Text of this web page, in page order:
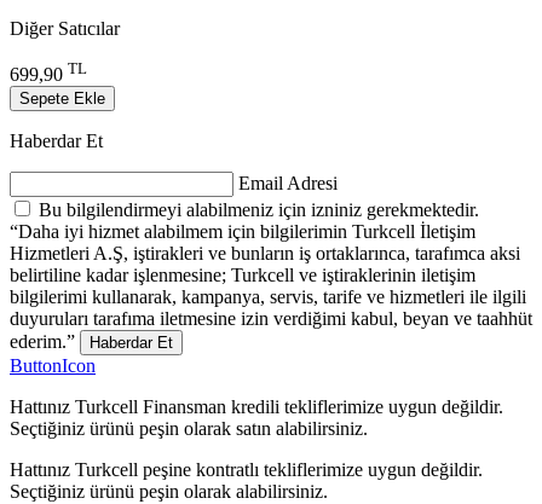
Diğer Satıcılar
699,90 TL
Sepete Ekle
Haberdar Et
Email Adresi
Bu bilgilendirmeyi alabilmeniz için izniniz gerekmektedir.
“Daha iyi hizmet alabilmem için bilgilerimin Turkcell İletişim
Hizmetleri A.Ş, iştirakleri ve bunların iş ortaklarınca, tarafımca aksi
belirtiline kadar işlenmesine; Turkcell ve iştiraklerinin iletişim
bilgilerimi kullanarak, kampanya, servis, tarife ve hizmetleri ile ilgili
duyuruları tarafıma iletmesine izin verdiğimi kabul, beyan ve taahhüt
ederim.”
Haberdar Et
ButtonIcon
Hattınız Turkcell Finansman kredili tekliflerimize uygun değildir.
Seçtiğiniz ürünü peşin olarak satın alabilirsiniz.
Hattınız Turkcell peşine kontratlı tekliflerimize uygun değildir.
Seçtiğiniz ürünü peşin olarak alabilirsiniz.